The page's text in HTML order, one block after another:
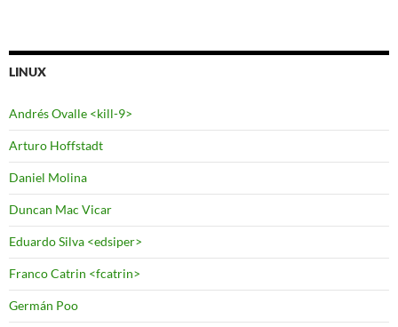
LINUX
Andrés Ovalle <kill-9>
Arturo Hoffstadt
Daniel Molina
Duncan Mac Vicar
Eduardo Silva <edsiper>
Franco Catrin <fcatrin>
Germán Poo